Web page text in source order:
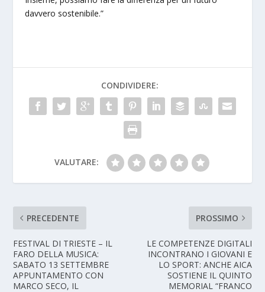
davvero sostenibile.”
CONDIVIDERE:
VALUTARE:
PRECEDENTE
FESTIVAL DI TRIESTE – IL
FARO DELLA MUSICA:
SABATO 13 SETTEMBRE
APPUNTAMENTO CON
MARCO SECO, IL
PROSSIMO
LE COMPETENZE DIGITALI
INCONTRANO I GIOVANI E
LO SPORT: ANCHE AICA
SOSTIENE IL QUINTO
MEMORIAL “FRANCO